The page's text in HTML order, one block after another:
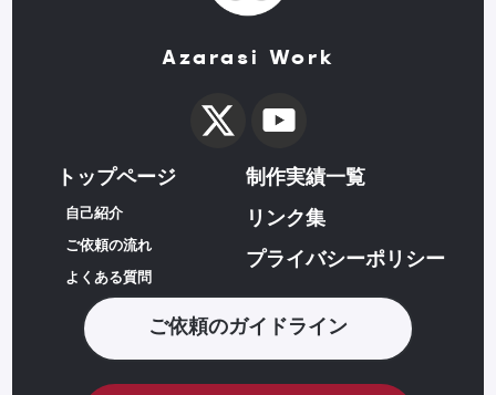
Azarasi Work
トップページ
自己紹介
ご依頼の流れ
よくある質問
制作実績一覧
リンク集
プライバシーポリシー
ご依頼のガイドライン